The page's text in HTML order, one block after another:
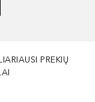
PREKIŲ